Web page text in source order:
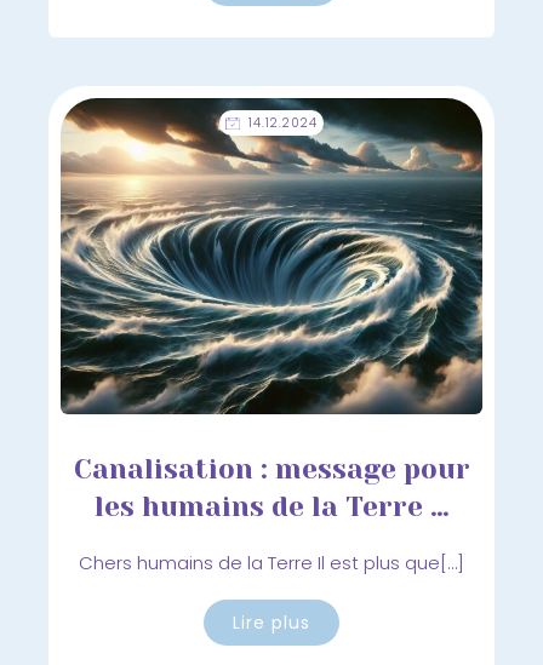
14.12.2024
Canalisation : message pour
les humains de la Terre …
Chers humains de la Terre Il est plus que[…]
Lire plus